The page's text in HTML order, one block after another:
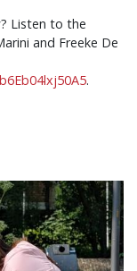
Listen to the
and Freeke De
.